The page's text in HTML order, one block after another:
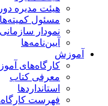
هیئت مدیره
مسئول کمیته‌ها
نمودار سازمانی
آیین‌نامه‌ها
آموزش
کارگاه‌های
معرفی کتاب
استانداردها
فهرست